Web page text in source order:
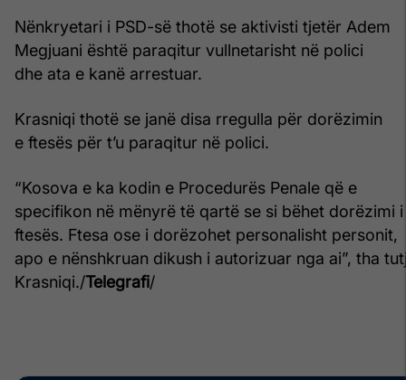
Nënkryetari i PSD-së thotë se aktivisti tjetër Adem
Megjuani është paraqitur vullnetarisht në polici
dhe ata e kanë arrestuar.
Krasniqi thotë se janë disa rregulla për dorëzimin
e ftesës për t’u paraqitur në polici.
“Kosova e ka kodin e Procedurës Penale që e
specifikon në mënyrë të qartë se si bëhet dorëzimi i
ftesës. Ftesa ose i dorëzohet personalisht personit,
apo e nënshkruan dikush i autorizuar nga ai”, tha
Krasniqi./Telegrafi/